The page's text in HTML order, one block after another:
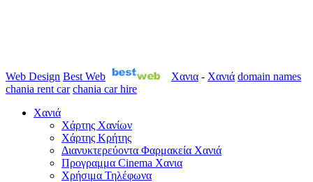
Web Design Best Web Χανια - Χανιά domain names
chania rent car chania car hire
Χανιά
Χάρτης Χανίων
Χάρτης Κρήτης
Διανυκτερεύοντα Φαρμακεία Χανιά
Προγραμμα Cinema Χανια
Χρήσιμα Τηλέφωνα